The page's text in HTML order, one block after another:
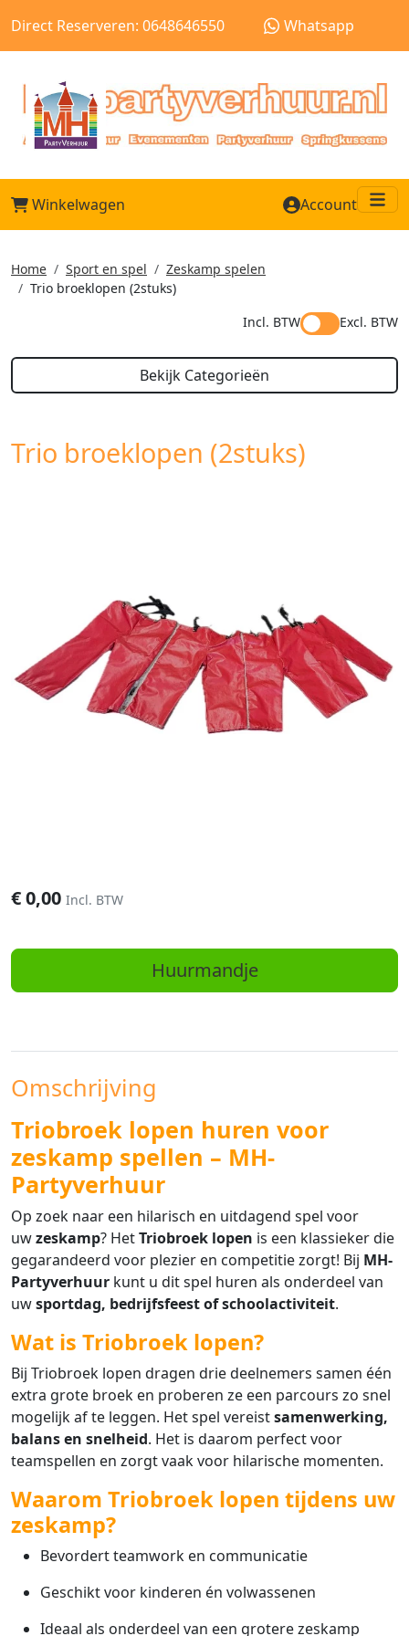
Direct Reserveren: 0648646550 Whatsapp
Winkelwagen Account
Home Sport en spel
Zeskamp spelen
Trio broeklopen (2stuks)
Incl. BTW
Excl. BTW
Bekijk Categorieën
Trio broeklopen (2stuks)
€0,00 Incl. BTW
Huurmandje
Omschrijving
Triobroek lopen huren voor
zeskamp spellen – MH-
Partyverhuur
Op zoek naar een hilarisch en uitdagend spel voor
uwzeskamp? HetTriobroek lopen is een klassieker die
gegarandeerd voor plezier en competitie zorgt! Bij MH-
Partyverhuur kunt u dit spel huren als onderdeel van
uwsportdag, bedrijfsfeest of schoolactiviteit.
Wat is Triobroek lopen?
Bij Triobroek lopen dragen drie deelnemers samen één
extra grote broek en proberen ze een parcours zo snel
mogelijk af te leggen. Het spel vereistsamenwerking,
balans en snelheid. Het is daarom perfect voor
teamspellen en zorgt vaak voor hilarische momenten.
Waarom Triobroek lopen tijdens uw
zeskamp?
Bevordert teamwork en communicatie
Geschikt voor kinderen én volwassenen
Ideaal als onderdeel van een grotere zeskamp